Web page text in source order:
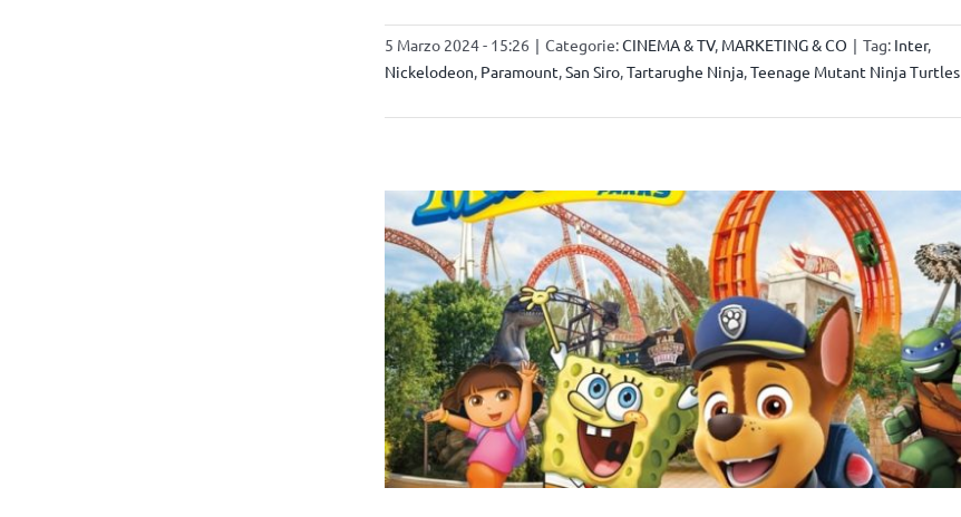
5 Marzo 2024 - 15:26 | Categorie:CINEMA & TV, MARKETING & CO | Tag: Inter,
Nickelodeon, Paramount,San Siro,Tartarughe Ninja,Teenage Mutant Ninja Turtles